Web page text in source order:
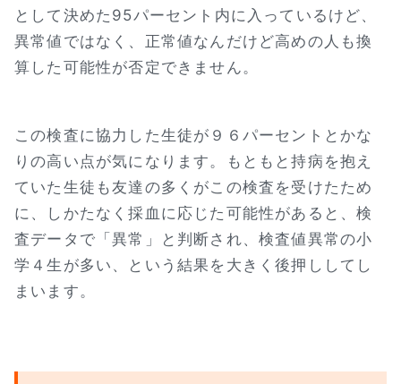
として決めた95パーセント内に入っているけど、
異常値ではなく、正常値なんだけど高めの人も換
算した可能性が否定できません。
この検査に協力した生徒が９６パーセントとかな
りの高い点が気になります。もともと持病を抱え
ていた生徒も友達の多くがこの検査を受けたため
に、しかたなく採血に応じた可能性があると、検
査データで「異常」と判断され、検査値異常の小
学４生が多い、という結果を大きく後押ししてし
まいます。